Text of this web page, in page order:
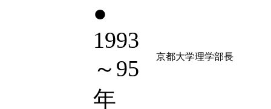
●
1993
～95
年
京都大学理学部長